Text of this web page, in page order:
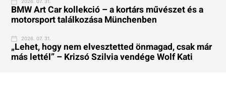
2026. 07. 31.
BMW Art Car kollekció – a kortárs művészet és a
motorsport találkozása Münchenben
2026. 07. 31.
„Lehet, hogy nem elvesztetted önmagad, csak már
más lettél” – Krizsó Szilvia vendége Wolf Kati